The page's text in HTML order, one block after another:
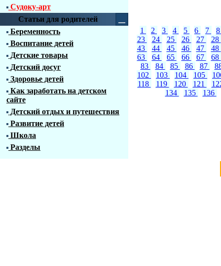
Судоку-арт
Статьи для родителей
Беременность
Воспитание детей
Детские товары
Детский досуг
Здоровье детей
Как заработать на детском
сайте
Детский отдых и путешествия
Развитие детей
Школа
Разделы
1 2 3 4 5 6 7
23
24 25 26 27
28
43
44 45 46 47
48
63
64 65 66 67
68
83
84 85 86 87
102
103 104 105
118
119 120 121
134
135 136